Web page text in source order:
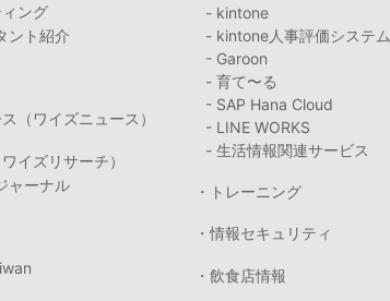
ィング
ント紹介
（ワイズニュース）
イズリサーチ）
ャーナル
- kintone
- kintone人事評価システム
- Garoon
- 育て〜る
- SAP Hana Cloud
- LINE WORKS
- 生活情報関連サービス
・トレーニング
・情報セキュリティ
・飲食店情報